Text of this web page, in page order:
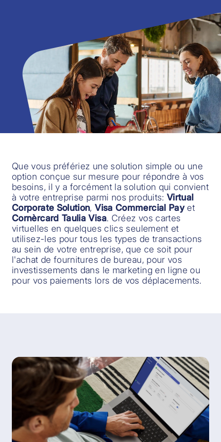
Que vous préfériez une solution simple ou une
option conçue sur mesure pour répondre à vos
besoins, il y a forcément la solution qui convient
à votre entreprise parmi nos produits:Virtual
Corporate Solution,Visa Commercial Payet
Cornèrcard Taulia Visa. Créez vos cartes
virtuelles en quelques clics seulement et
utilisez-les pour tous les types de transactions
au sein de votre entreprise, que ce soit pour
l'achat de fournitures de bureau, pour vos
investissements dans le marketing en ligne ou
pour vos paiements lors de vos déplacements.